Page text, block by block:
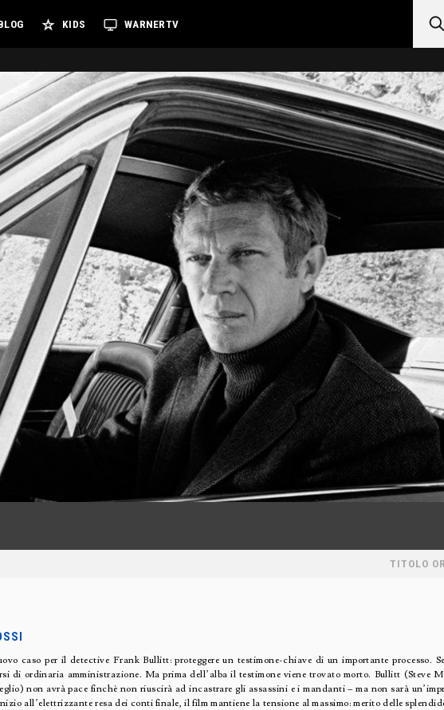
KIDS WARNERTV
TITOLO
caso per il detective Frank Bullitt: proteggere un testimone-chiave di un importante processo.
di ordinaria amministrazione. Ma prima dell’alba il testimone viene trovato morto. Bullitt (Steve
non avrà pace finchè non riuscirà ad incastrare gli assassini e i mandanti – ma non sarà
all’elettrizzante resa dei conti finale, il film mantiene la tensione al massimo: merito delle